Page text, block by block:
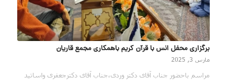
برگزاری محفل انس با قرآن کریم باهمکاری مجمع قاریان
مارس 3, 2025
مراسم باحضور جناب آقای دکتر وردی،جناب آقای دکترجعفری واساتید